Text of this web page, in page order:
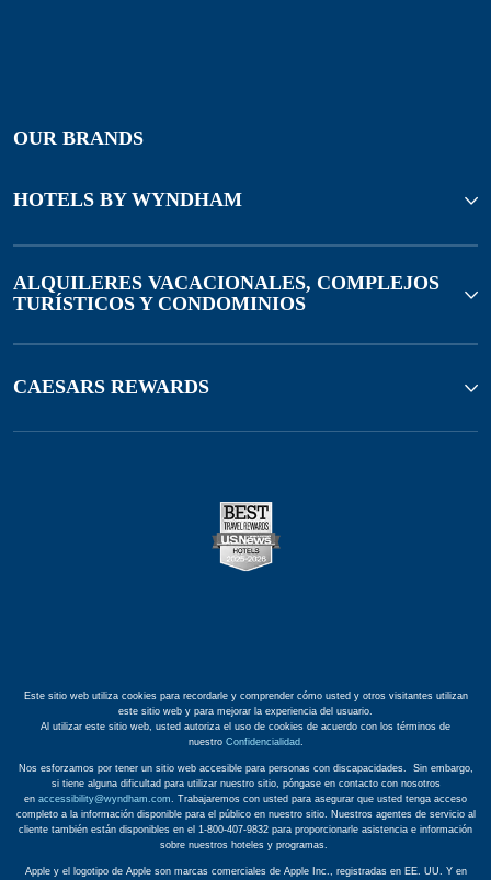
OUR BRANDS
HOTELS BY WYNDHAM
ALQUILERES VACACIONALES, COMPLEJOS
TURÍSTICOS Y CONDOMINIOS
CAESARS REWARDS
Este sitio web utiliza cookies para recordarle y comprender cómo usted y otros visitantes utilizan
este sitio web y para mejorar la experiencia del usuario.
Al utilizar este sitio web, usted autoriza el uso de cookies de acuerdo con los términos de
nuestro Confidencialidad
Nos esforzamos por tener un sitio web accesible para personas con discapacidades. Sin embargo,
si tiene alguna dificultad para utilizar nuestro sitio, póngase en contacto con nosotros
en accessibility@wyndham.com . Trabajaremos con usted para asegurar que usted tenga acceso
completo a la información disponible para el público en nuestro sitio. Nuestros agentes de servicio al
cliente también están disponibles en el 1-800-407-9832 para proporcionarle asistencia e información
sobre nuestros hoteles y programas.
Apple y el logotipo de Apple son marcas comerciales de Apple Inc., registradas en EE. UU. Y en